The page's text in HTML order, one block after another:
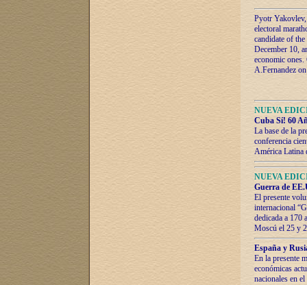
Pyotr
electoral
candidate of
December 10,
economic
A.Fernandez
NUEVA
Cuba Sí! 60
La base de la
conferencia
América Latina
NUEVA
Guerra de
El presente
internacional
dedicada a 170
Moscú el 25 y
España y
En la presente
económicas
nacionales en